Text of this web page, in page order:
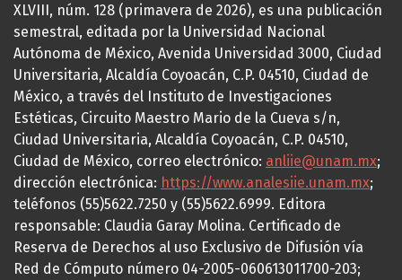
XLVIII, núm. 128 (primavera de 2026), es una publicación
semestral, editada por la Universidad Nacional
Autónoma de México, Avenida Universidad 3000, Ciudad
Universitaria, Alcaldía Coyoacán, C.P. 04510, Ciudad de
México, a través del Instituto de Investigaciones
Estéticas, Circuito Maestro Mario de la Cueva s/n,
Ciudad Universitaria, Alcaldía Coyoacán, C.P. 04510,
Ciudad de México, correo electrónico: anliie@unam.mx;
dirección electrónica: https://www.analesiie.unam.mx;
teléfonos (55)5622.7250 y (55)5622.6999. Editora
responsable: Claudia Garay Molina. Certificado de
Reserva de Derechos al uso Exclusivo de Difusión vía
Red de Cómputo número 04-2005-060613011700-203;